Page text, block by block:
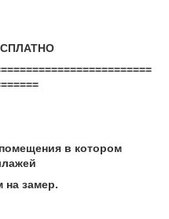
в котором
на замер.